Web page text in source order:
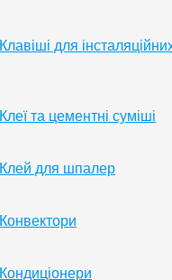
Клавіші для
Клеї та цементні суміші
Клей для шпалер
Конвектори
Кондиціонери